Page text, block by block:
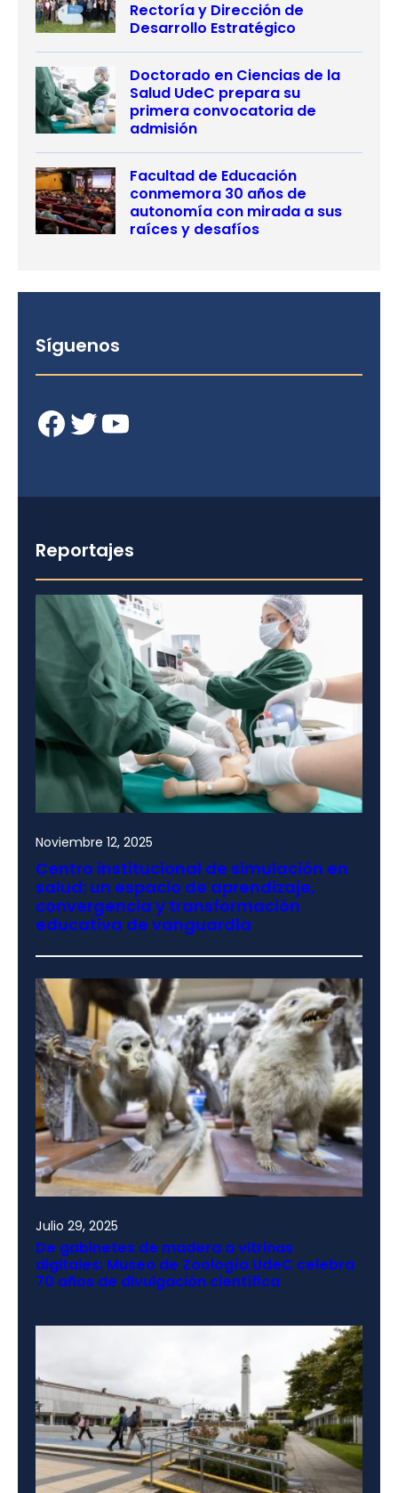
Rectoría y Dirección de
Desarrollo Estratégico
Doctorado en Ciencias de la
Salud UdeC prepara su
primera convocatoria de
admisión
Facultad de Educación
conmemora 30 años de
autonomía con mirada a sus
raíces y desafíos
Síguenos
Facebook Twitter YouTube
Reportajes
Noviembre 12, 2025
Centro institucional de simulación en
salud: un espacio de aprendizaje,
convergencia y transformación
educativa de vanguardia
Julio 29, 2025
De gabinetes de madera a vitrinas
digitales: Museo de Zoología UdeC celebra
70 años de divulgación científica